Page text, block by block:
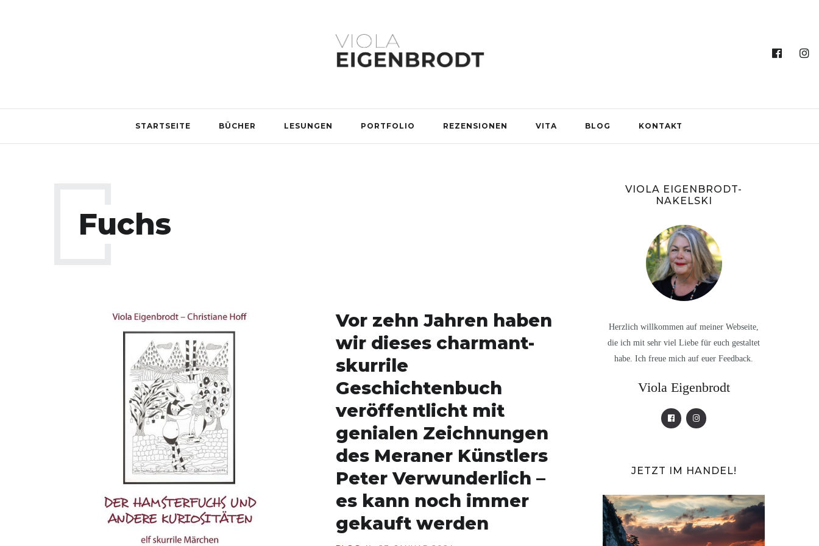
STARTSEITE BÜCHER LESUNGEN PORTFOLIO REZENSIONEN VITA BLOG KONTAKT
Fuchs
Vor zehn Jahren haben
wir dieses charmant-
skurrile
Geschichtenbuch
veröffentlicht mit
genialen Zeichnungen
des Meraner Künstlers
Peter Verwunderlich –
es kann noch immer
gekauft werden
VIOLA EIGENBRODT-
NAKELSKI
Herzlich willkommen auf meiner Webseite,
die ich mit sehr viel Liebe für euch gestaltet
habe. Ich freue mich auf euer Feedback.
Viola Eigenbrodt
JETZT IM HANDEL!